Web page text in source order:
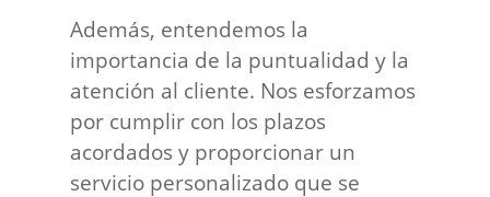
Además, entendemos la
importancia de la puntualidad y la
atención al cliente. Nos esforzamos
por cumplir con los plazos
acordados y proporcionar un
servicio personalizado que se